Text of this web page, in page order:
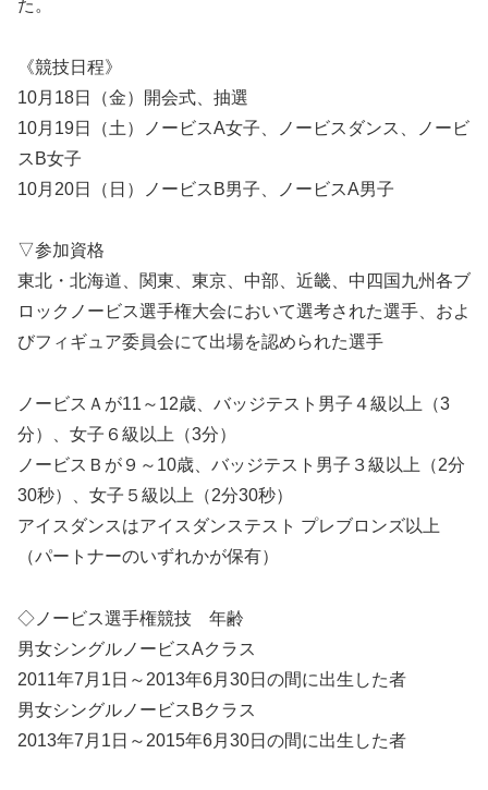
た。
《競技日程》
10月18日（金）開会式、抽選
10月19日（土）ノービスA女子、ノービスダンス、ノービ
スB女子
10月20日（日）ノービスB男子、ノービスA男子
▽参加資格
東北・北海道、関東、東京、中部、近畿、中四国九州各ブ
ロックノービス選手権大会において選考された選手、およ
びフィギュア委員会にて出場を認められた選手
ノービスＡが11～12歳、バッジテスト男子４級以上（3
分）、女子６級以上（3分）
ノービスＢが９～10歳、バッジテスト男子３級以上（2分
30秒）、女子５級以上（2分30秒）
アイスダンスはアイスダンステスト プレブロンズ以上
（パートナーのいずれかが保有）
◇ノービス選手権競技 年齢
男女シングルノービスAクラス
2011年7月1日～2013年6月30日の間に出生した者
男女シングルノービスBクラス
2013年7月1日～2015年6月30日の間に出生した者